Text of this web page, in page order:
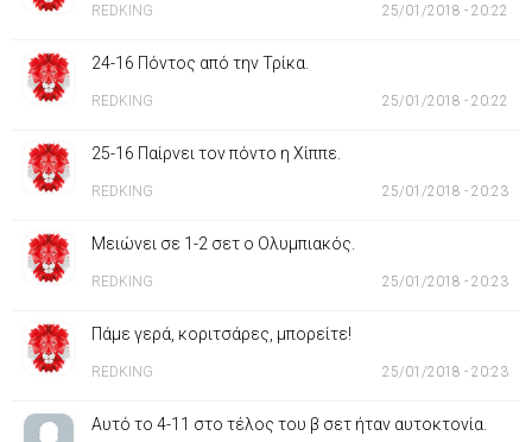
REDKING 25/01/2018 - 20:22
24-16 Πόντος από την Τρίκα.
REDKING 25/01/2018 - 20:22
25-16 Παίρνει τον πόντο η Χίππε.
REDKING 25/01/2018 - 20:23
Μειώνει σε 1-2 σετ ο Ολυμπιακός.
REDKING 25/01/2018 - 20:23
Πάμε γερά, κοριτσάρες, μπορείτε!
REDKING 25/01/2018 - 20:23
Αυτό το 4-11 στο τέλος του β σετ ήταν αυτοκτονία.